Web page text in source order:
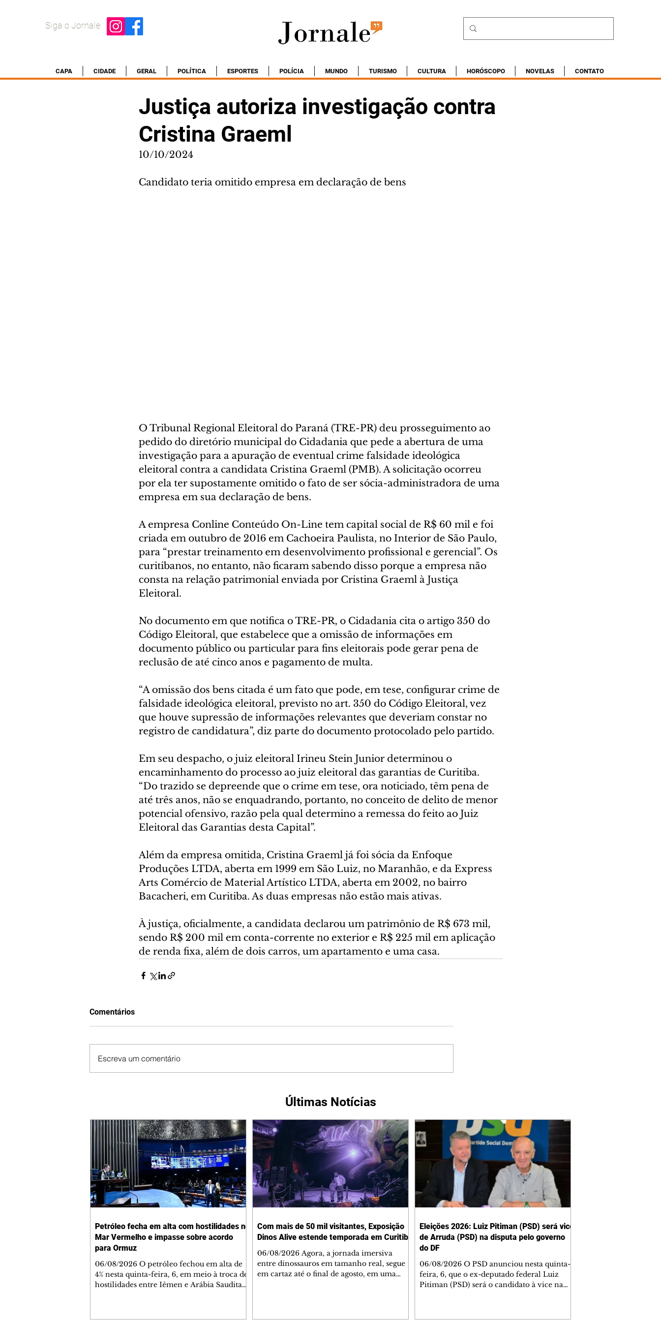
Siga o Jornale
CAPA CIDADE GERAL POLÍTICA ESPORTES POLÍCIA MUNDO TURISMO CULTURA HORÓSCOPO NOVELAS CONTATO
Justiça autoriza investigação contra
Cristina Graeml
10/10/2024
Candidato teria omitido empresa em declaração de bens
O Tribunal Regional Eleitoral do Paraná (TRE-PR) deu prosseguimento ao
pedido do diretório municipal do Cidadania que pede a abertura de uma
investigação para a apuração de eventual crime falsidade ideológica
eleitoral contra a candidata Cristina Graeml (PMB). A solicitação ocorreu
por ela ter supostamente omitido o fato de ser sócia-administradora de uma
empresa em sua declaração de bens.
A empresa Conline Conteúdo On-Line tem capital social de R$ 60 mil e foi
criada em outubro de 2016 em Cachoeira Paulista, no Interior de São Paulo,
para “prestar treinamento em desenvolvimento profissional e gerencial”. Os
curitibanos, no entanto, não ficaram sabendo disso porque a empresa não
consta na relação patrimonial enviada por Cristina Graeml à Justiça
Eleitoral.
No documento em que notifica o TRE-PR, o Cidadania cita o artigo 350 do
Código Eleitoral, que estabelece que a omissão de informações em
documento público ou particular para fins eleitorais pode gerar pena de
reclusão de até cinco anos e pagamento de multa.
“A omissão dos bens citada é um fato que pode, em tese, configurar crime de
falsidade ideológica eleitoral, previsto no art. 350 do Código Eleitoral, vez
que houve supressão de informações relevantes que deveriam constar no
registro de candidatura”, diz parte do documento protocolado pelo partido.
Em seu despacho, o juiz eleitoral Irineu Stein Junior determinou o
encaminhamento do processo ao juiz eleitoral das garantias de Curitiba.
“Do trazido se depreende que o crime em tese, ora noticiado, têm pena de
até três anos, não se enquadrando, portanto, no conceito de delito de menor
potencial ofensivo, razão pela qual determino a remessa do feito ao Juiz
Eleitoral das Garantias desta Capital”.
Além da empresa omitida, Cristina Graeml já foi sócia da Enfoque
Produções LTDA, aberta em 1999 em São Luiz, no Maranhão, e da Express
Arts Comércio de Material Artístico LTDA, aberta em 2002, no bairro
Bacacheri, em Curitiba. As duas empresas não estão mais ativas.
À justiça, oficialmente, a candidata declarou um patrimônio de R$ 673 mil,
sendo R$ 200 mil em conta-corrente no exterior e R$ 225 mil em aplicação
de renda fixa, além de dois carros, um apartamento e uma casa.
Comentários
Escreva um comentário
Últimas Notícias
Petróleo fecha em alta com hostilidades no
Mar Vermelho e impasse sobre acordo
para Ormuz
06/08/2026 O petróleo fechou em alta de
4% nesta quinta-feira, 6, em meio à troca de
hostilidades entre Iêmen e Arábia Saudita
Com mais de 50 mil visitantes, Exposição
Dinos Alive estende temporada em Curitiba
06/08/2026 Agora, a jornada imersiva
entre dinossauros em tamanho real, segue
em cartaz até o final de agosto, em uma
Eleições 2026: Luiz Pitiman (PSD) será vice
de Arruda (PSD) na disputa pelo governo
do DF
06/08/2026 O PSD anunciou nesta quinta-
feira, 6, que o ex-deputado federal Luiz
Pitiman (PSD) será o candidato à vice na